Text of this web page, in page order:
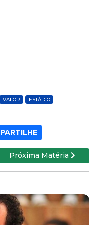
VALOR
ESTÁDIO
Próxima Matéria